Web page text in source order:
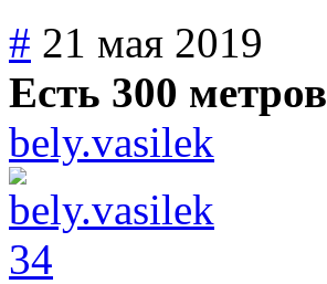
# 21 мая 2019
Есть 300
bely.vasilek
34